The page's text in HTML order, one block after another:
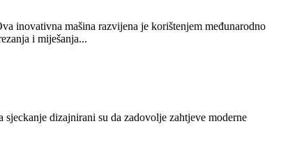
inovativna mašina razvijena je korištenjem međunarodno
i miješanja...
dizajnirani su da zadovolje zahtjeve moderne